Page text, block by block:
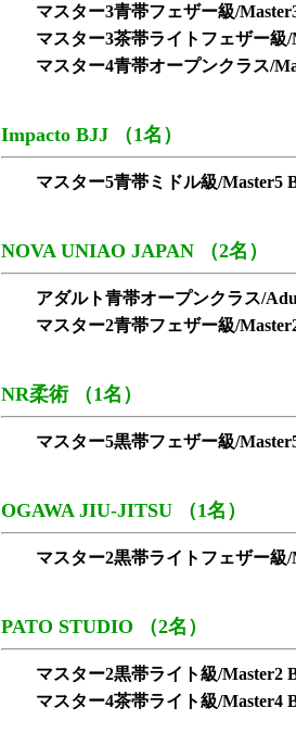
マスター3青帯フェザー級/
マスター3茶帯ライトフェザー級/
マスター4青帯オープンクラス/
Impacto BJJ （1名）
マスター5青帯ミドル級/Master5
NOVA UNIAO JAPAN （2名）
アダルト青帯オープンクラス/
マスター2青帯フェザー級/
NR柔術 （1名）
マスター5黒帯フェザー級/
OGAWA JIU-JITSU （1名）
マスター2黒帯ライトフェザー級/
PATO STUDIO （2名）
マスター2黒帯ライト級/Master2
マスター4茶帯ライト級/Master4